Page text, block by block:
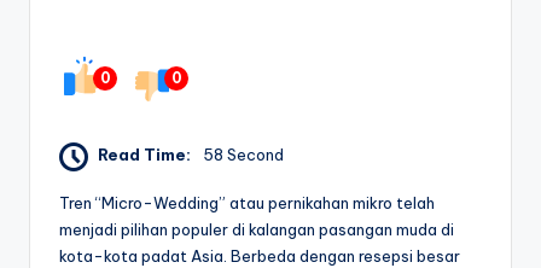
0 0
Read Time: 58 Second
Tren “Micro-Wedding” atau pernikahan mikro telah
menjadi pilihan populer di kalangan pasangan muda di
kota-kota padat Asia. Berbeda dengan resepsi besar